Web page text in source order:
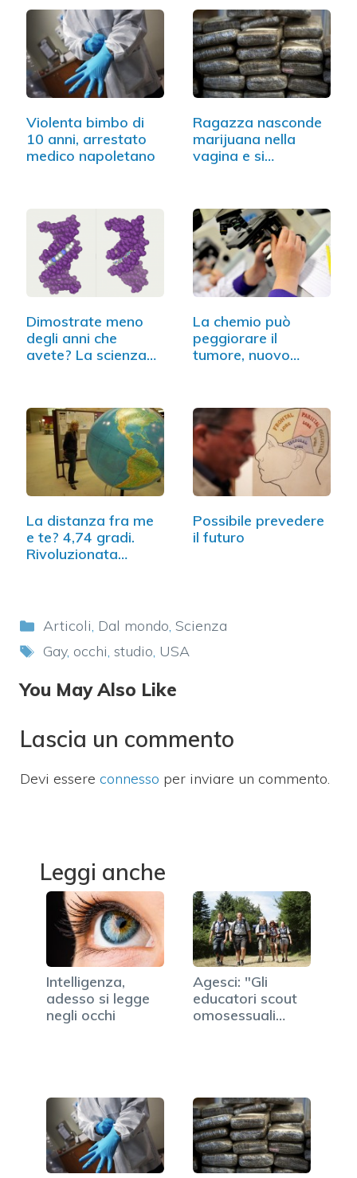
Violenta bimbo di
10 anni, arrestato
medico napoletano
Ragazza nasconde
marijuana nella
vagina e si…
Dimostrate meno
degli anni che
avete? La scienza…
La chemio può
peggiorare il
tumore, nuovo
La distanza fra me
e te? 4,74 gradi.
Rivoluzionata…
Possibile prevedere
il futuro
Categorie
Articoli, Dal mondo, Scienza
Tag
Gay, occhi, studio, USA
You May Also Like
Lascia un commento
Devi essere connesso per inviare un commento.
Leggi anche
Intelligenza,
adesso si legge
negli occhi
Agesci: "Gli
educatori scout
omosessuali